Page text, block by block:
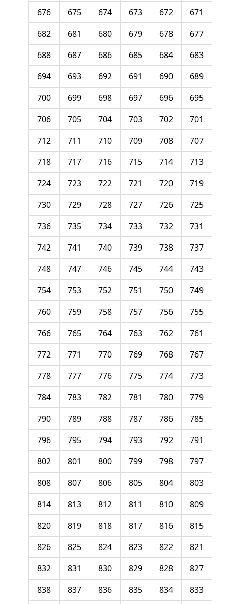
671
672
673
674
675
676
677
678
679
680
681
682
683
684
685
686
687
688
689
690
691
692
693
694
695
696
697
698
699
700
701
702
703
704
705
706
707
708
709
710
711
712
713
714
715
716
717
718
719
720
721
722
723
724
725
726
727
728
729
730
731
732
733
734
735
736
737
738
739
740
741
742
743
744
745
746
747
748
749
750
751
752
753
754
755
756
757
758
759
760
761
762
763
764
765
766
767
768
769
770
771
772
773
774
775
776
777
778
779
780
781
782
783
784
785
786
787
788
789
790
791
792
793
794
795
796
797
798
799
800
801
802
803
804
805
806
807
808
809
810
811
812
813
814
815
816
817
818
819
820
821
822
823
824
825
826
827
828
829
830
831
832
833
834
835
836
837
838